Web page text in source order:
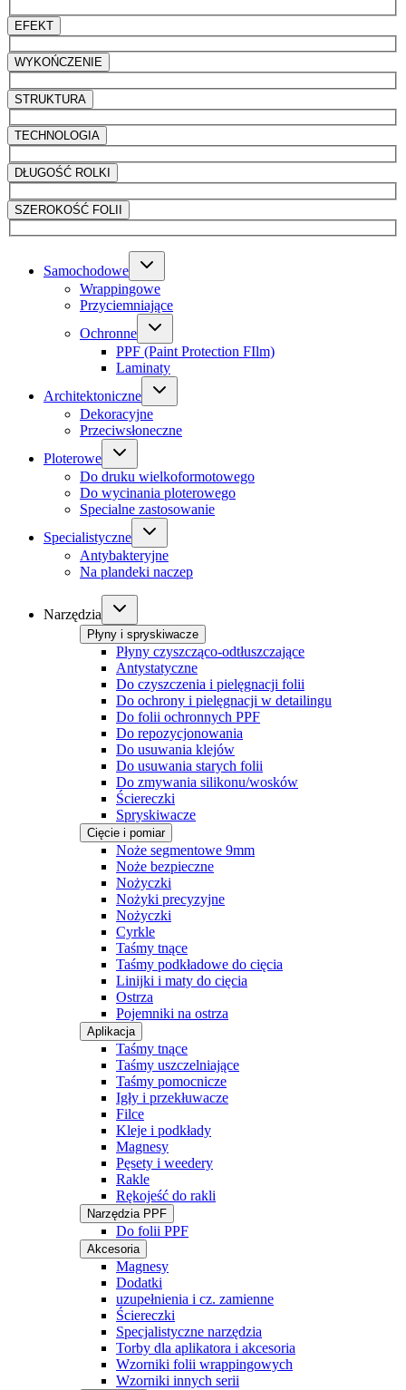
EFEKT
WYKOŃCZENIE
STRUKTURA
TECHNOLOGIA
DŁUGOŚĆ ROLKI
SZEROKOŚĆ FOLII
Samochodowe
Wrappingowe
Przyciemniające
Ochronne
PPF (Paint Protection FIlm)
Laminaty
Architektoniczne
Dekoracyjne
Przeciwsłoneczne
Ploterowe
Do druku wielkoformotowego
Do wycinania ploterowego
Specialne zastosowanie
Specialistyczne
Antybakteryjne
Na plandeki naczep
Narzędzia
Płyny i spryskiwacze
Płyny czyszcząco-odtłuszczające
Antystatyczne
Do czyszczenia i pielęgnacji folii
Do ochrony i pielęgnacji w detailingu
Do folii ochronnych PPF
Do repozycjonowania
Do usuwania klejów
Do usuwania starych folii
Do zmywania silikonu/wosków
Ściereczki
Spryskiwacze
Cięcie i pomiar
Noże segmentowe 9mm
Noże bezpieczne
Nożyczki
Nożyki precyzyjne
Nożyczki
Cyrkle
Taśmy tnące
Taśmy podkładowe do cięcia
Linijki i maty do cięcia
Ostrza
Pojemniki na ostrza
Aplikacja
Taśmy tnące
Taśmy uszczelniające
Taśmy pomocnicze
Igły i przekłuwacze
Filce
Kleje i podkłady
Magnesy
Pęsety i weedery
Rakle
Rękojeść do rakli
Narzędzia PPF
Do folii PPF
Akcesoria
Magnesy
Dodatki
uzupełnienia i cz. zamienne
Ściereczki
Specjalistyczne narzędzia
Torby dla aplikatora i akcesoria
Wzorniki folii wrappingowych
Wzorniki innych serii